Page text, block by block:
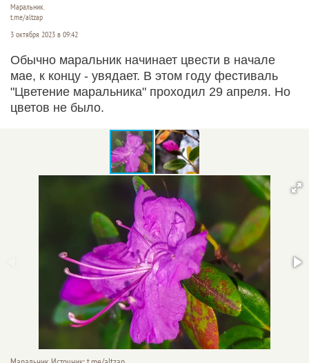
Маральник.
t.me/altzap
3 октября 2023 в 09:42
Обычно маральник начинает цвести в начале
мае, к концу - увядает. В этом году фестиваль
"Цветение маральника" проходил 29 апреля. Но
цветов не было.